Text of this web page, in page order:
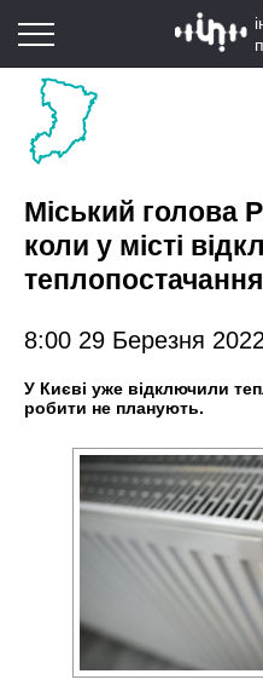
Міський голова
коли у місті
теплопостачання
8:00 29 Березня 2022
У Києві уже відключили
робити не планують.